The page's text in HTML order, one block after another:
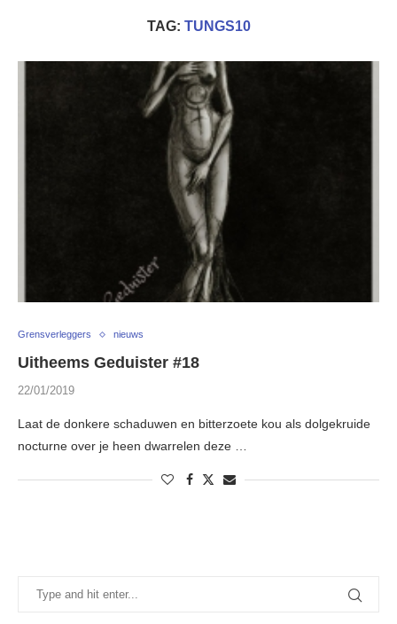
TAG: TUNGS10
Grensverleggers nieuws
Uitheems Geduister #18
22/01/2019
Laat de donkere schaduwen en bitterzoete kou als dolgekruide
nocturne over je heen dwarrelen deze …